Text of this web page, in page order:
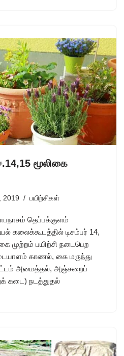
மூலிகை
2019 பயிற்சிகள்
தெப்பக்குளம்
கலைக்கூடத்தில் டிசம்பர் 14,
முற்றம் பயிற்சி நடைபெற
காணல், கை மருந்து
அமைத்தல், அஞ்சறைப்
கடை) நடத்துதல்